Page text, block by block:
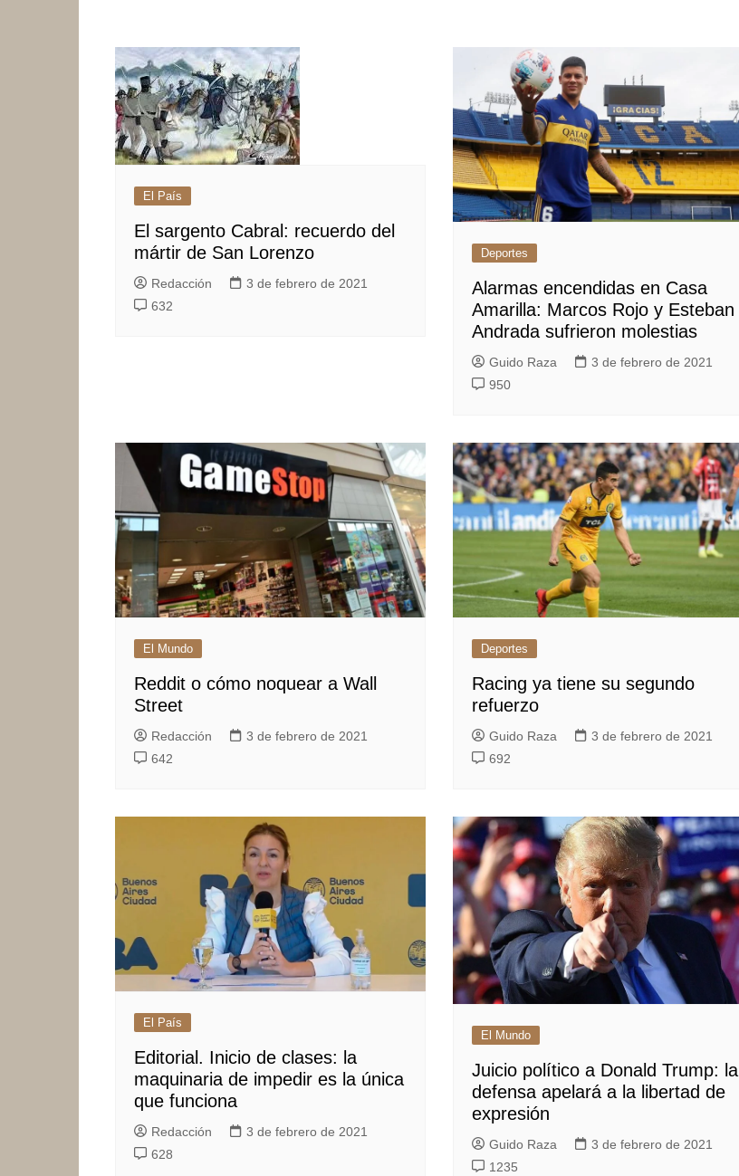
El País
El sargento Cabral: recuerdo del
mártir de San Lorenzo
Redacción
3 de febrero de 2021
632
Deportes
Alarmas encendidas en Casa
Amarilla: Marcos Rojo y Esteban
Andrada sufrieron molestias
Guido Raza
3 de febrero de 2021
950
El Mundo
Reddit o cómo noquear a Wall
Street
Redacción
3 de febrero de 2021
642
Deportes
Racing ya tiene su segundo
refuerzo
Guido Raza
3 de febrero de 2021
692
El País
Editorial. Inicio de clases: la
maquinaria de impedir es la única
que funciona
Redacción
3 de febrero de 2021
628
El Mundo
Juicio político a Donald Trump: la
defensa apelará a la libertad de
expresión
Guido Raza
3 de febrero de 2021
1235